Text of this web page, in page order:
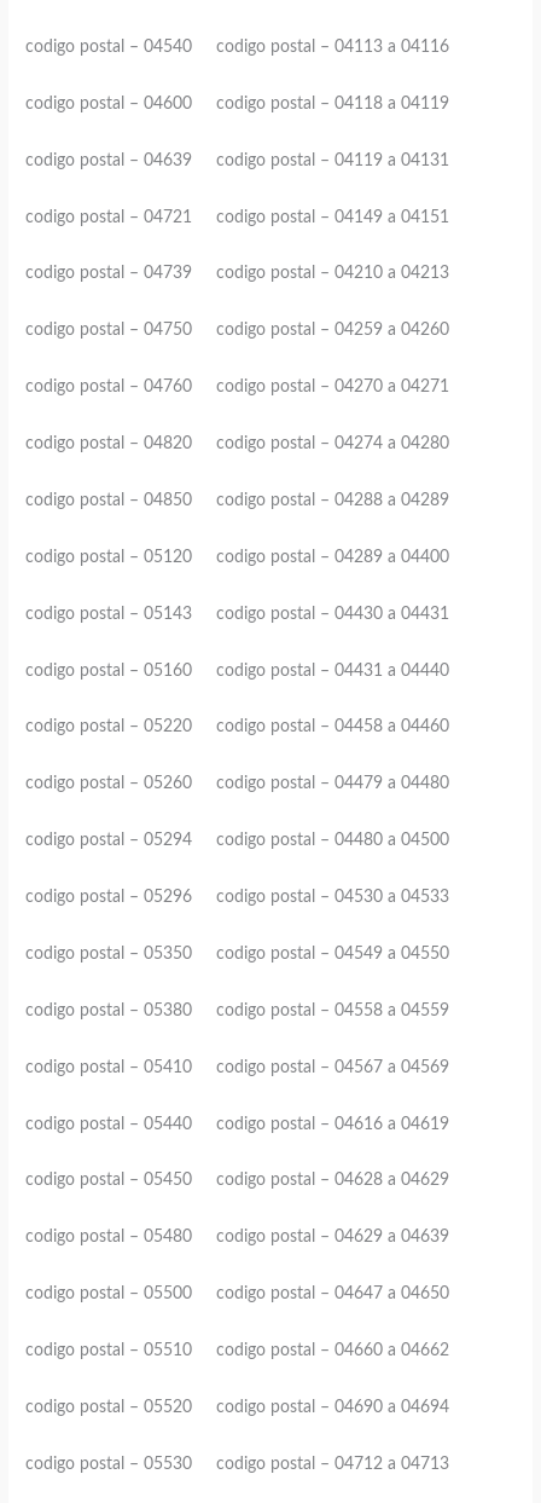
codigo postal – 04540 codigo postal – 04113 a 04116
codigo postal – 04600 codigo postal – 04118 a 04119
codigo postal – 04639 codigo postal – 04119 a 04131
codigo postal – 04721 codigo postal – 04149 a 04151
codigo postal – 04739 codigo postal – 04210 a 04213
codigo postal – 04750 codigo postal – 04259 a 04260
codigo postal – 04760 codigo postal – 04270 a 04271
codigo postal – 04820 codigo postal – 04274 a 04280
codigo postal – 04850 codigo postal – 04288 a 04289
codigo postal – 05120 codigo postal – 04289 a 04400
codigo postal – 05143 codigo postal – 04430 a 04431
codigo postal – 05160 codigo postal – 04431 a 04440
codigo postal – 05220 codigo postal – 04458 a 04460
codigo postal – 05260 codigo postal – 04479 a 04480
codigo postal – 05294 codigo postal – 04480 a 04500
codigo postal – 05296 codigo postal – 04530 a 04533
codigo postal – 05350 codigo postal – 04549 a 04550
codigo postal – 05380 codigo postal – 04558 a 04559
codigo postal – 05410 codigo postal – 04567 a 04569
codigo postal – 05440 codigo postal – 04616 a 04619
codigo postal – 05450 codigo postal – 04628 a 04629
codigo postal – 05480 codigo postal – 04629 a 04639
codigo postal – 05500 codigo postal – 04647 a 04650
codigo postal – 05510 codigo postal – 04660 a 04662
codigo postal – 05520 codigo postal – 04690 a 04694
codigo postal – 05530 codigo postal – 04712 a 04713